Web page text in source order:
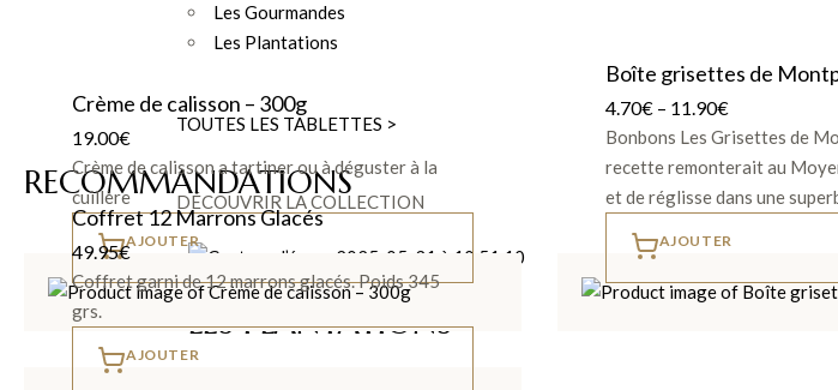
Les Gourmandes
Les Plantations
TOUTES LES TABLETTES >
DÉCOUVRIR LA COLLECTION
LES PLANTATIONS >
RECOMMANDATIONS
Crème de calisson – 300g
19.00€
Crème de calisson a tartiner ou à déguster à la
cuillère
AJOUTER
Boîte grisettes de
4.70€– 11.90€
Bonbons Les Grisettes de
recette remonterait au
et de réglisse dans une
AJOUTER
Coffret 12 Marrons Glacés
49.95€
Coffret garni de 12 marrons glacés. Poids 345
grs.
AJOUTER